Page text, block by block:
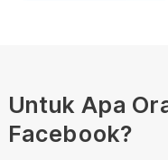
Untuk Apa
Facebook?